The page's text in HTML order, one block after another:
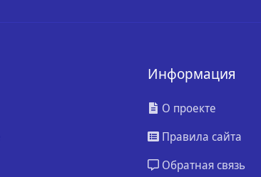
Информация
О проекте
Правила сайта
Обратная связь